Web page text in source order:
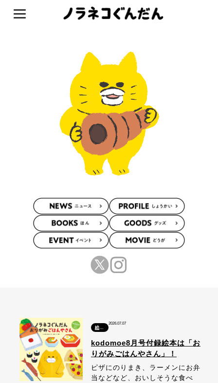
絵本・本
2026.07.07
kodomoe8月号付録絵本は「お
りがみごはんやさん」！
ピザにのりまき、ラーメンにお弁
当などなど、おいしそうな食べ